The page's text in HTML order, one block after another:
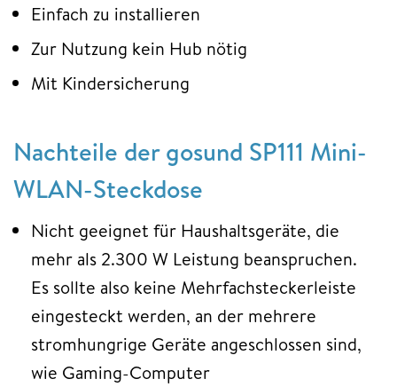
Einfach zu installieren
Zur Nutzung kein Hub nötig
Mit Kindersicherung
Nachteile der gosund SP111 Mini-
WLAN-Steckdose
Nicht geeignet für Haushaltsgeräte, die
mehr als 2.300 W Leistung beanspruchen.
Es sollte also keine Mehrfachsteckerleiste
eingesteckt werden, an der mehrere
stromhungrige Geräte angeschlossen sind,
wie Gaming-Computer